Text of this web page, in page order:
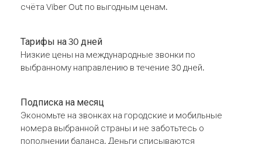
счёта Viber Out по выгодным ценам.
Тарифы на 30 дней
Низкие цены на международные звонки по
выбранному направлению в течение 30 дней.
Подписка на месяц
Экономьте на звонках на городские и мобильные
номера выбранной страны и не заботьтесь о
пополнении баланса. Деньги списываются